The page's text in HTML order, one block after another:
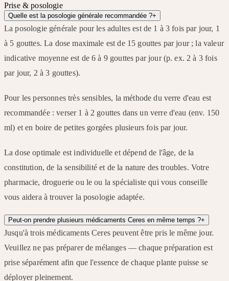
Prise & posologie
Quelle est la posologie générale recommandée ?+
La posologie générale pour les adultes est de 1 à 3 fois par jour, 1
à 5 gouttes. La dose maximale est de 15 gouttes par jour ; la valeur
indicative moyenne est de 6 à 9 gouttes par jour (p. ex. 2 à 3 fois
par jour, 2 à 3 gouttes).
Pour les personnes très sensibles, la méthode du verre d'eau est
recommandée : verser 1 à 2 gouttes dans un verre d'eau (env. 150
ml) et en boire de petites gorgées plusieurs fois par jour.
La dose optimale est individuelle et dépend de l'âge, de la
constitution, de la sensibilité et de la nature des troubles. Votre
pharmacie, droguerie ou le ou la spécialiste qui vous conseille
vous aidera à trouver la posologie adaptée.
Peut-on prendre plusieurs médicaments Ceres en même temps ?+
Jusqu'à trois médicaments Ceres peuvent être pris le même jour.
Veuillez ne pas préparer de mélanges — chaque préparation est
prise séparément afin que l'essence de chaque plante puisse se
déployer pleinement.